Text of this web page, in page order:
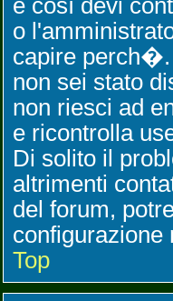
è così devi
o
capire perch�.
non sei stato
non riesci ad
e ricontrolla
Di solito il
altrimenti
del forum,
configurazione
Top